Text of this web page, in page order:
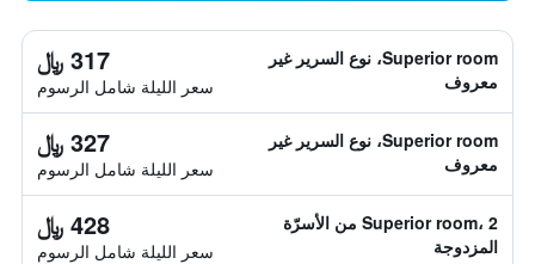
Superior room، نوع السرير غير
معروف
317 ﷼
سعر الليلة شامل الرسوم
Superior room، نوع السرير غير
معروف
327 ﷼
سعر الليلة شامل الرسوم
Superior room، 2 من الأسرّة
المزدوجة
428 ﷼
سعر الليلة شامل الرسوم